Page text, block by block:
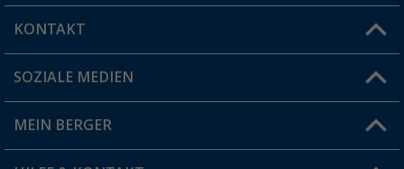
KONTAKT
Du hast eine Frage?
Filiale finden
SOZIALE MEDIEN
MEIN BERGER